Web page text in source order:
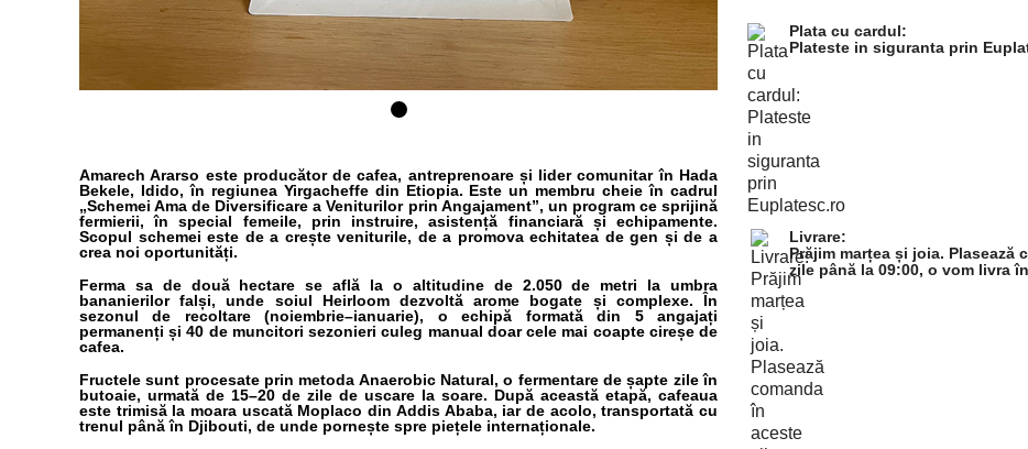
Amarech Ararso este producător de cafea, antreprenoare și lider comunitar în Hada
Bekele, Idido, în regiunea Yirgacheffe din Etiopia. Este un membru cheie în cadrul
„Schemei Ama de Diversificare a Veniturilor prin Angajament”, un program ce sprijină
fermierii, în special femeile, prin instruire, asistență financiară și echipamente.
Scopul schemei este de a crește veniturile, de a promova echitatea de gen și de a
crea noi oportunități.
Ferma sa de două hectare se află la o altitudine de 2.050 de metri la umbra
bananierilor falși, unde soiul Heirloom dezvoltă arome bogate și complexe. În
sezonul de recoltare (noiembrie–ianuarie), o echipă formată din 5 angajați
permanenți și 40 de muncitori sezonieri culeg manual doar cele mai coapte cireșe de
cafea.
Fructele sunt procesate prin metoda Anaerobic Natural, o fermentare de șapte zile în
butoaie, urmată de 15–20 de zile de uscare la soare. După această etapă, cafeaua
este trimisă la moara uscată Moplaco din Addis Ababa, iar de acolo, transportată cu
trenul până în Djibouti, de unde pornește spre piețele internaționale.
Plata cu cardul:
Plateste in siguranta prin
Livrare:
Prăjim marțea și joia. Plasează
zile până la 09:00, o vom livra